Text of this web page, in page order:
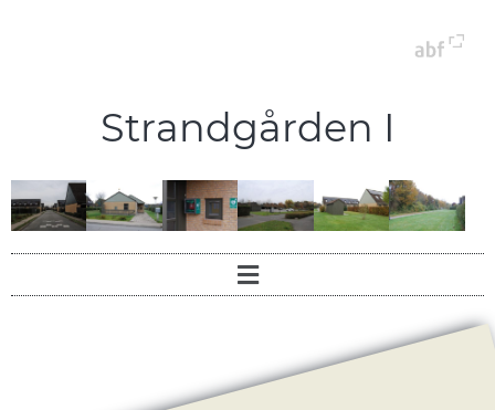
Strandgården I